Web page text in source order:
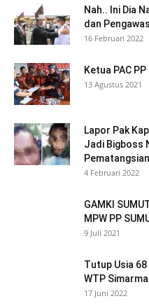
Nah.. Ini Dia
dan
16 Februari 2022
Ketua PAC
13 Agustus 2021
Lapor Pak
Jadi Bigboss
4 Februari 2022
GAMKI
MPW PP
9 Juli 2021
Tutup Usia
WTP
17 Juni 2022